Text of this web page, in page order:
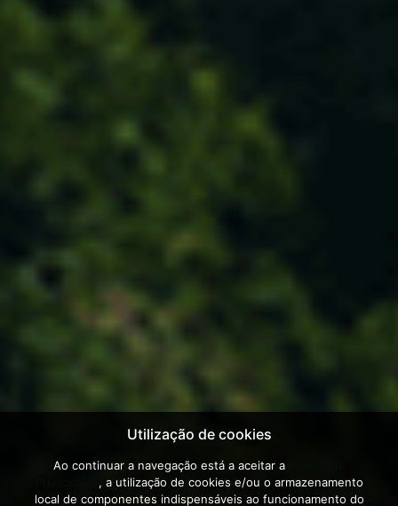
POLÍTICA DE PRIVACIDADE
PERGUNTAS FREQUENTES
©2026 AGIF
Utilização de cookies
Ao continuar a navegação está a aceitar a
, a utilização de cookies e/ou o armazenamento
local de componentes indispensáveis ao funcionamento do